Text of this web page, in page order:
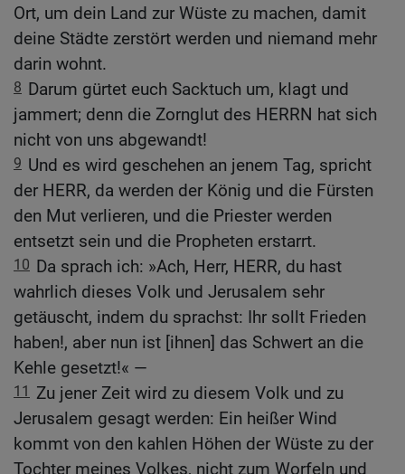
Ort, um dein Land zur Wüste zu machen, damit
deine Städte zerstört werden und niemand mehr
darin wohnt.
8 Darum gürtet euch Sacktuch um, klagt und
jammert; denn die Zornglut des HERRN hat sich
nicht von uns abgewandt!
9 Und es wird geschehen an jenem Tag, spricht
der HERR, da werden der König und die Fürsten
den Mut verlieren, und die Priester werden
entsetzt sein und die Propheten erstarrt.
10 Da sprach ich: »Ach, Herr, HERR, du hast
wahrlich dieses Volk und Jerusalem sehr
getäuscht, indem du sprachst: Ihr sollt Frieden
haben!, aber nun ist [ihnen] das Schwert an die
Kehle gesetzt!« —
11
Zu jener Zeit wird zu diesem Volk und zu
Jerusalem gesagt werden: Ein heißer Wind
kommt von den kahlen Höhen der Wüste zu der
Tochter meines Volkes, nicht zum Worfeln und